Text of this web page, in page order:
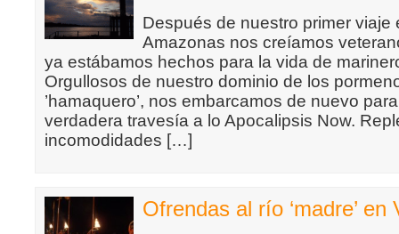
Después de nuestro primer viaje
Amazonas nos creíamos
ya estábamos hechos para la vida de
Orgullosos de nuestro dominio de los
’hamaquero’, nos embarcamos de nuevo
verdadera travesía a lo Apocalipsis Now.
incomodidades […]
Ofrendas al río ‘madre’ en